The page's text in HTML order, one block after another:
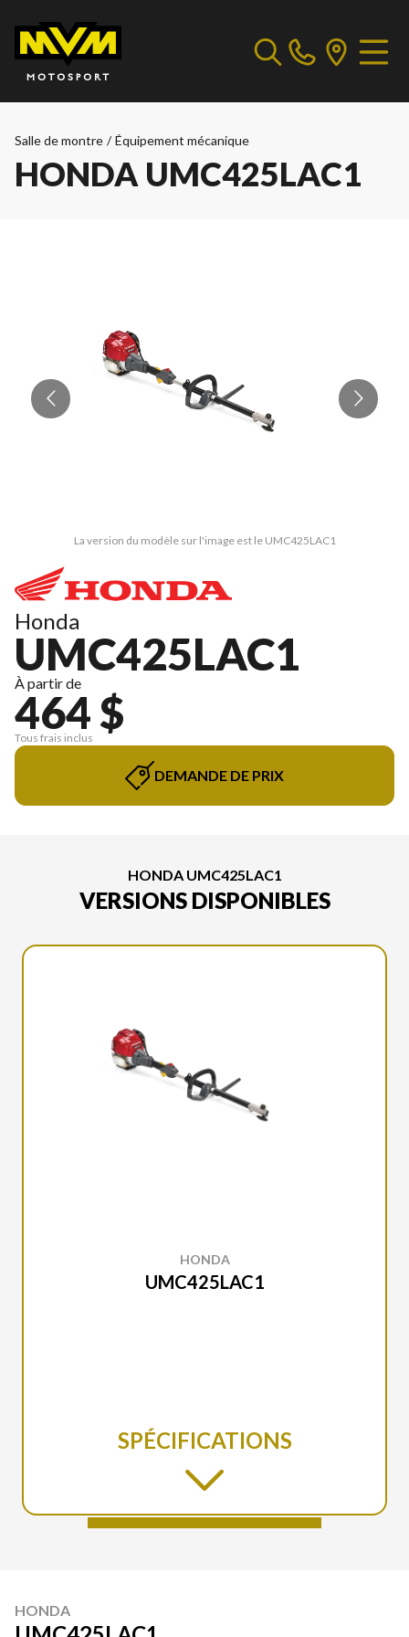
Salle de montre / Équipement mécanique
HONDA UMC425LAC1
La version du modèle sur l'image est le UMC425LAC1
Honda
UMC425LAC1
À partir de
464 $
Tous frais inclus
DEMANDE DE PRIX
HONDA UMC425LAC1
VERSIONS DISPONIBLES
HONDA
UMC425LAC1
SPÉCIFICATIONS
HONDA